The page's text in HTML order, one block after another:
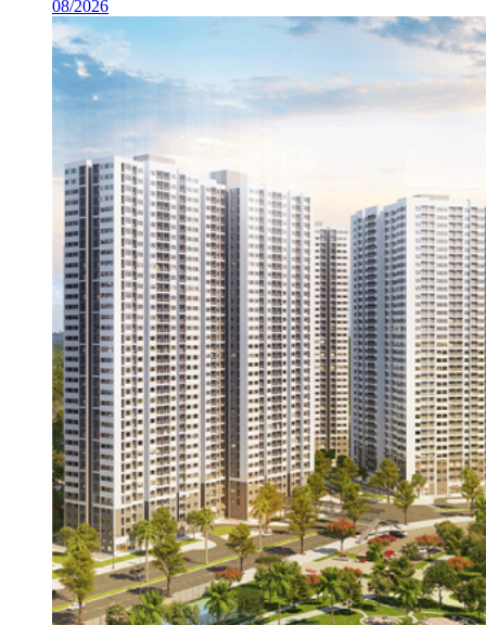
08/2026